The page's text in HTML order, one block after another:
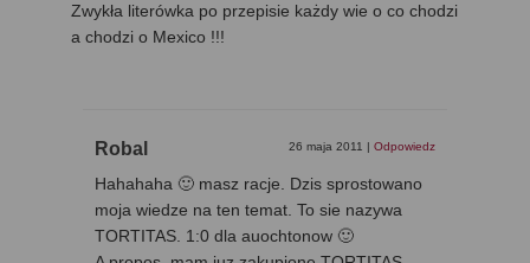
Zwykła literówka po przepisie każdy wie o co chodzi
a chodzi o Mexico !!!
Robal 26 maja 2011 | Odpowiedz
Hahahaha 🙂 masz racje. Dzis sprostowano
moja wiedze na ten temat. To sie nazywa
TORTITAS. 1:0 dla auochtonow 🙂